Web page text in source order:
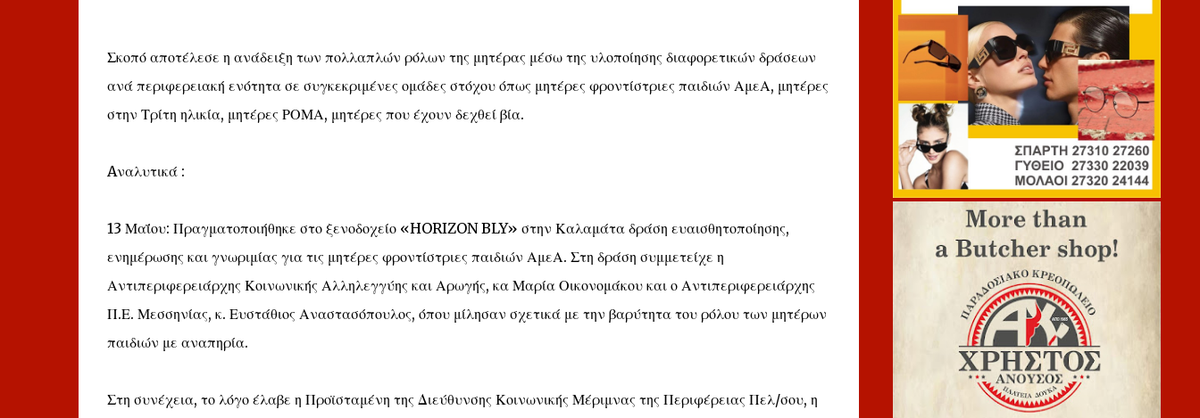
Σκοπό αποτέλεσε η ανάδειξη των πολλαπλών ρόλων της μητέρας μέσω της υλοποίησης διαφορετικών δράσεων
ανά περιφερειακή ενότητα σε συγκεκριμένες ομάδες στόχου όπως μητέρες φροντίστριες παιδιών ΑμεΑ, μητέρες
στην Τρίτη ηλικία, μητέρες ΡΟΜΑ, μητέρες που έχουν δεχθεί βία.
Aναλυτικά :
13 Μαΐου: Πραγματοποιήθηκε στο ξενοδοχείο «HORIZON BLY» στην Καλαμάτα δράση ευαισθητοποίησης,
ενημέρωσης και γνωριμίας για τις μητέρες φροντίστριες παιδιών ΑμεΑ. Στη δράση συμμετείχε η
Αντιπεριφερειάρχης Κοινωνικής Αλληλεγγύης και Αρωγής, κα Μαρία Οικονομάκου και ο Αντιπεριφερειάρχης
Π.Ε. Μεσσηνίας, κ. Ευστάθιος Αναστασόπουλος, όπου μίλησαν σχετικά με την βαρύτητα του ρόλου των μητέρων
παιδιών με αναπηρία.
Στη συνέχεια, το λόγο έλαβε η Προϊσταμένη της Διεύθυνσης Κοινωνικής Μέριμνας της Περιφέρειας Πελ/σου, η